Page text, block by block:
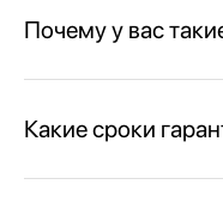
Почему у вас
Какие сроки